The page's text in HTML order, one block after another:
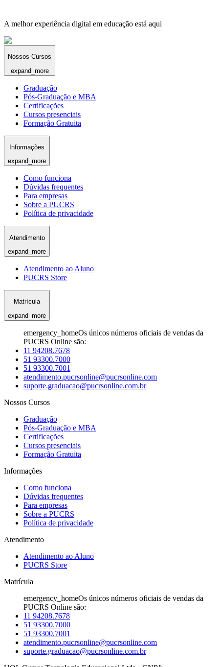
A melhor experiência digital em educação está aqui
Nossos Cursos
expand_more
Graduação
Pós-Graduação e MBA
Certificações
Cursos presenciais
Formação Gratuita
Informações
expand_more
Como funciona
Dúvidas frequentes
Para empresas
Sobre a PUCRS
Política de privacidade
Atendimento
expand_more
Atendimento ao Aluno
PUCRS Store
Matrícula
expand_more
emergency_homeOs únicos números oficiais de vendas da
PUCRS Online são:
11 94208.7678
51 93300.7000
51 93300.7001
atendimento.pucrsonline@pucrsonline.com
suporte.graduacao@pucrsonline.com.br
Nossos Cursos
Graduação
Pós-Graduação e MBA
Certificações
Cursos presenciais
Formação Gratuita
Informações
Como funciona
Dúvidas frequentes
Para empresas
Sobre a PUCRS
Política de privacidade
Atendimento
Atendimento ao Aluno
PUCRS Store
Matrícula
emergency_homeOs únicos números oficiais de vendas da
PUCRS Online são:
11 94208.7678
51 93300.7000
51 93300.7001
atendimento.pucrsonline@pucrsonline.com
suporte.graduacao@pucrsonline.com.br